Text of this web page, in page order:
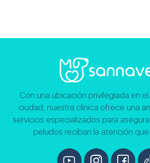
Con una ubicación privilegiada en
ciudad, nuestra clínica ofrece una
servicios especializados para
peludos reciban la atención que